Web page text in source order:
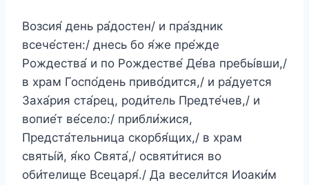
Возсия́ день ра́достен/ и пра́здник
всече́стен:/ днесь бо я́же пре́жде
Рождества́ и по Рождестве́ Де́ва пребы́вши,/
в храм Госпо́день приво́дится,/ и ра́дуется
Заха́рия ста́рец, роди́тель Предте́чев,/ и
вопие́т ве́село:/ прибли́жися,
Предста́тельница скорбя́щих,/ в храм
святы́й, я́ко Свята́,/ освяти́тися во
оби́телище Всецаря́./ Да весели́тся Иоаки́м